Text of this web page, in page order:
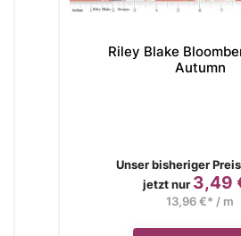
Riley Blake
Autumn
Verkaufspreis
Unser bisheriger
jetzt nur Preis
3,49
13,96 €* / m